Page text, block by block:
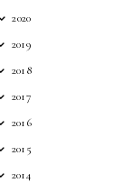
2020
2019
2018
2017
2016
2015
2014